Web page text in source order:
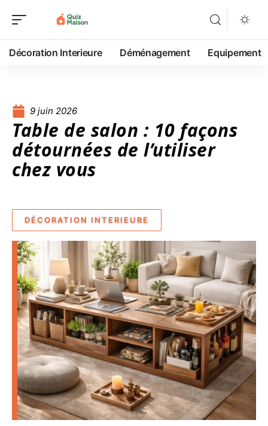
Décoration Interieure Déménagement Equipement
9 juin 2026
Table de salon : 10 façons
détournées de l’utiliser
chez vous
DÉCORATION INTERIEURE